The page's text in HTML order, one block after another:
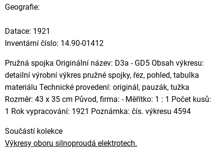
Geografie:
Datace: 1921
Inventární číslo: 14.90-01412
Pružná spojka Originální název: D3a - GD5 Obsah výkresu:
detailní výrobní výkres pružné spojky, řez, pohled, tabulka
materiálu Technické provedení: originál, pauzák, tužka
Rozměr: 43 x 35 cm Původ, firma: - Měřítko: 1 : 1 Počet kusů:
1 Rok vypracování: 1921 Poznámka: čís. výkresu 4594
Součástí kolekce
Výkresy oboru silnoproudá elektrotech.